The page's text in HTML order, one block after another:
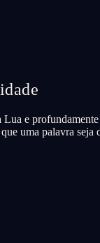
e
uma palavra